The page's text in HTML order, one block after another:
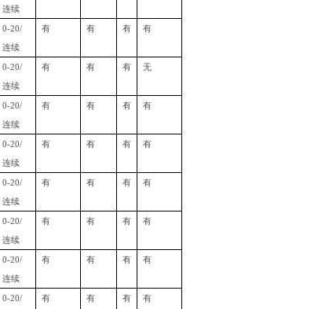
连续
0-20/
连续
有 有 有 有
0-20/
连续
有 有 有 无
0-20/
连续
有 有 有 有
0-20/
连续
有 有 有 有
0-20/
连续
有 有 有 有
0-20/
连续
有 有 有 有
0-20/
连续
有 有 有 有
0-20/
有 有 有 有